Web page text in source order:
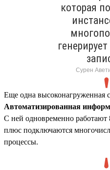
которая
Сурен
Еще одна
Автоматизированная
С ней одновременно работают
плюс подключаются
процессы.